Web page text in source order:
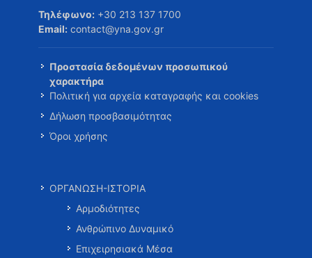
Τηλέφωνο: +30 213 137 1700
Email: contact@yna.gov.gr
Προστασία δεδομένων προσωπικού
χαρακτήρα
Πολιτική για αρχεία καταγραφής και cookies
Δήλωση προσβασιμότητας
Όροι χρήσης
ΟΡΓΑΝΩΣΗ-ΙΣΤΟΡΙΑ
Αρμοδιότητες
Ανθρώπινο Δυναμικό
Επιχειρησιακά Μέσα